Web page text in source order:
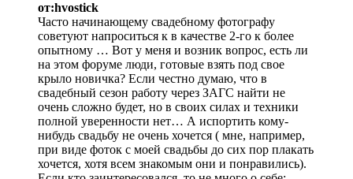
от:hvostick
Часто начинающему свадебному фотографу
советуют напроситься к в качестве 2-го к более
опытному … Вот у меня и возник вопрос, есть ли
на этом форуме люди, готовые взять под свое
крыло новичка? Если честно думаю, что в
свадебный сезон работу через ЗАГС найти не
очень сложно будет, но в своих силах и техники
полной уверенности нет… А испортить кому-
нибудь свадьбу не очень хочется ( мне, например,
при виде фоток с моей свадьбы до сих пор плакать
хочется, хотя всем знакомым они и понравились).